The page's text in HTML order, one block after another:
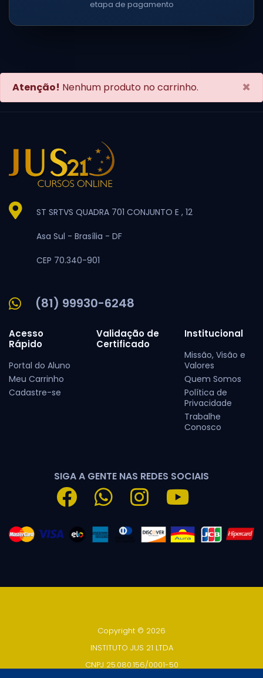
etapa de pagamento
×
Atenção! Nenhum produto no carrinho.
ST SRTVS QUADRA 701 CONJUNTO E , 12
Asa Sul - Brasília - DF
CEP 70.340-901
(81) 99930-6248
Acesso
Rápido
Portal do Aluno
Meu Carrinho
Cadastre-se
Validação de
Certificado
Institucional
Missão, Visão e
Valores
Quem Somos
Política de
Privacidade
Trabalhe
Conosco
SIGA A GENTE NAS REDES SOCIAIS
Copyright © 2026
INSTITUTO JUS 21 LTDA
CNPJ 25.080.156/0001-50